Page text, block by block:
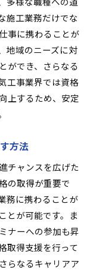
施工業務だけでな
事に携わることが
地域のニーズに対
ができ、さらなる
工事業界では資格
上するため、安定
方法
チャンスを広げた
の取得が重要で
務に携わることが
とが可能です。ま
ナーへの参加も昇
取得支援を行って
らなるキャリアア